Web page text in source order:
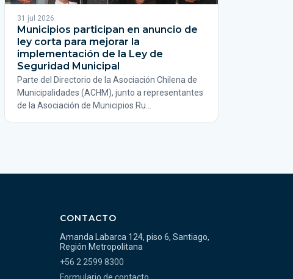
31 jul 2026
Municipios participan en anuncio de
ley corta para mejorar la
implementación de la Ley de
Seguridad Municipal
Parte del Directorio de la Asociación Chilena de
Municipalidades (ACHM), junto a representantes
de la Asociación de Municipios Ru…
CONTACTO
Amanda Labarca 124, piso 6, Santiago,
Región Metropolitana
+56 2 2599 8300